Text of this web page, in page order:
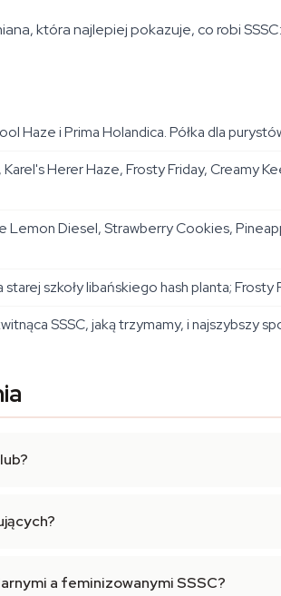
która najlepiej pokazuje, co robi
Haze i Prima Holandica. Półka dla
Karel's Herer Haze, Frosty Friday, Creamy
Diesel, Strawberry Cookies,
szkoły libańskiego hash planta;
SSSC, jaką trzymamy, i najszybszy
a feminizowanymi SSSC?